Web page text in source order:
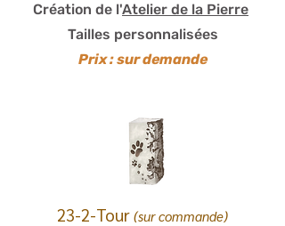
Création de l'Atelier de la Pierre
Tailles personnalisées
Prix : sur demande
23-2-Tour (sur commande)